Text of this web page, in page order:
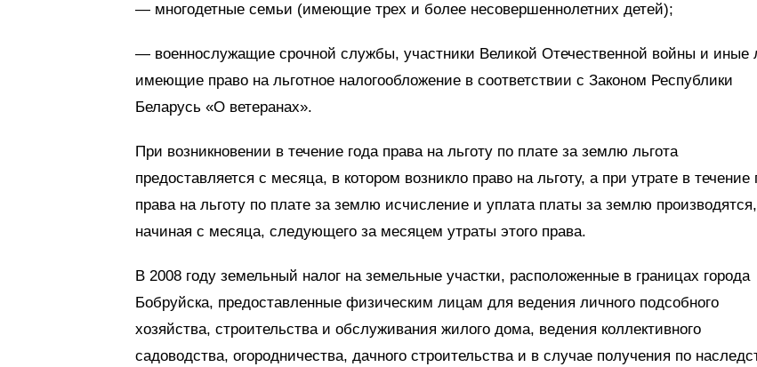
— многодетные семьи (имеющие трех и более несовершеннолетних детей);
— военнослужащие срочной службы, участники Великой Отечественной войны и иные
имеющие право на льготное налогообложение в соответствии с Законом Республики
Беларусь «О ветеранах».
При возникновении в течение года права на льготу по плате за землю льгота
предоставляется с месяца, в котором возникло право на льготу, а при утрате в течение
права на льготу по плате за землю исчисление и уплата платы за землю производятся,
начиная с месяца, следующего за месяцем утраты этого права.
В 2008 году земельный налог на земельные участки, расположенные в границах города
Бобруйска, предоставленные физическим лицам для ведения личного подсобного
хозяйства, строительства и обслуживания жилого дома, ведения коллективного
садоводства, огородничества, дачного строительства и в случае получения по